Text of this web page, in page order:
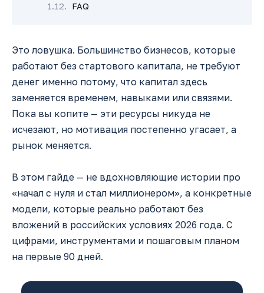
FAQ
Это ловушка. Большинство бизнесов, которые
работают без стартового капитала, не требуют
денег именно потому, что капитал здесь
заменяется временем, навыками или связями.
Пока вы копите — эти ресурсы никуда не
исчезают, но мотивация постепенно угасает, а
рынок меняется.
В этом гайде — не вдохновляющие истории про
«начал с нуля и стал миллионером», а конкретные
модели, которые реально работают без
вложений в российских условиях 2026 года. С
цифрами, инструментами и пошаговым планом
на первые 90 дней.